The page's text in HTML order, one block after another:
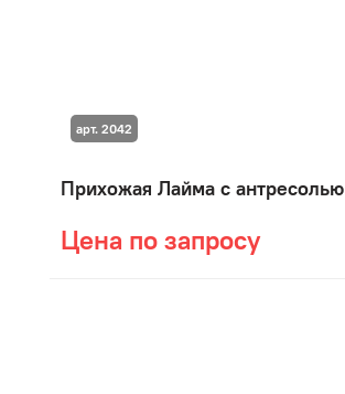
Прихожая Лайма с антресолью
Цена по запросу
арт. 2042